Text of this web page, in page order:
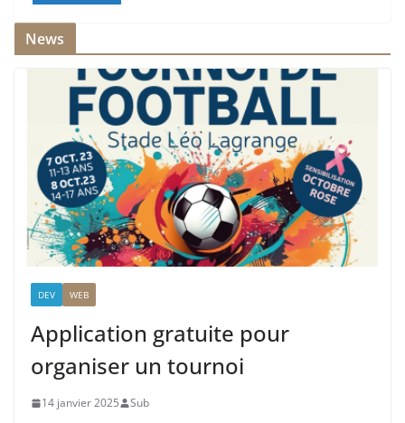
News
DEV WEB
Application gratuite pour
organiser un tournoi
14 janvier 2025 Sub